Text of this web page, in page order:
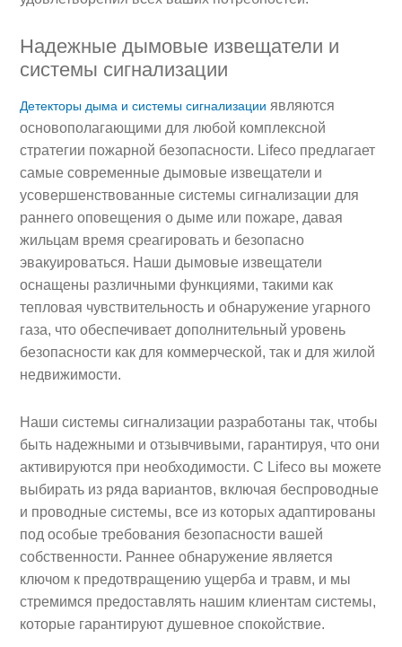
Надежные дымовые извещатели и
системы сигнализации
Детекторы дыма и системы сигнализации являются
основополагающими для любой комплексной
стратегии пожарной безопасности. Lifeco предлагает
самые современные дымовые извещатели и
усовершенствованные системы сигнализации для
раннего оповещения о дыме или пожаре, давая
жильцам время среагировать и безопасно
эвакуироваться. Наши дымовые извещатели
оснащены различными функциями, такими как
тепловая чувствительность и обнаружение угарного
газа, что обеспечивает дополнительный уровень
безопасности как для коммерческой, так и для жилой
недвижимости.
Наши системы сигнализации разработаны так, чтобы
быть надежными и отзывчивыми, гарантируя, что они
активируются при необходимости. С Lifeco вы можете
выбирать из ряда вариантов, включая беспроводные
и проводные системы, все из которых адаптированы
под особые требования безопасности вашей
собственности. Раннее обнаружение является
ключом к предотвращению ущерба и травм, и мы
стремимся предоставлять нашим клиентам системы,
которые гарантируют душевное спокойствие.